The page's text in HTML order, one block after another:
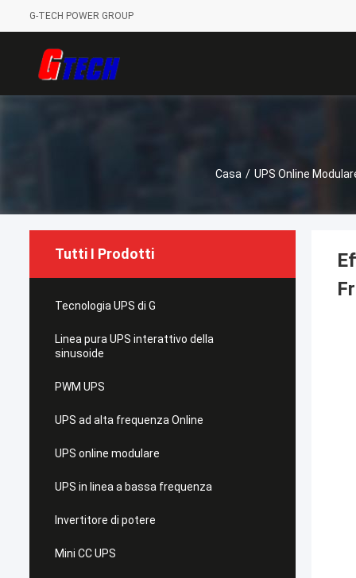
G-TECH POWER GROUP
Casa / UPS Online
Tutti I Prodotti
Tecnologia UPS di G
Linea pura UPS interattivo della
sinusoide
PWM UPS
UPS ad alta frequenza Online
UPS online modulare
UPS in linea a bassa frequenza
Invertitore di potere
Mini CC UPS